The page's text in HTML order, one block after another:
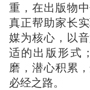
重，在出版物
真正帮助家长
媒为核心，以
适的出版形式
磨，潜心积累
必经之路。